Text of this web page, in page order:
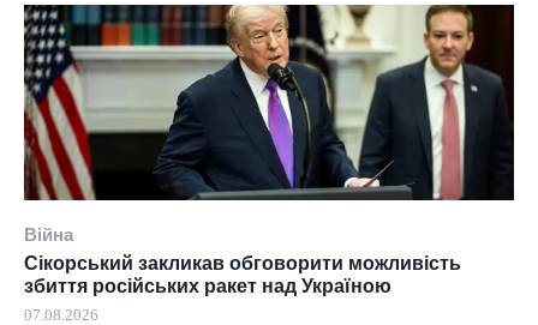
Війна
Сікорський закликав обговорити можливість
збиття російських ракет над Україною
07.08.2026